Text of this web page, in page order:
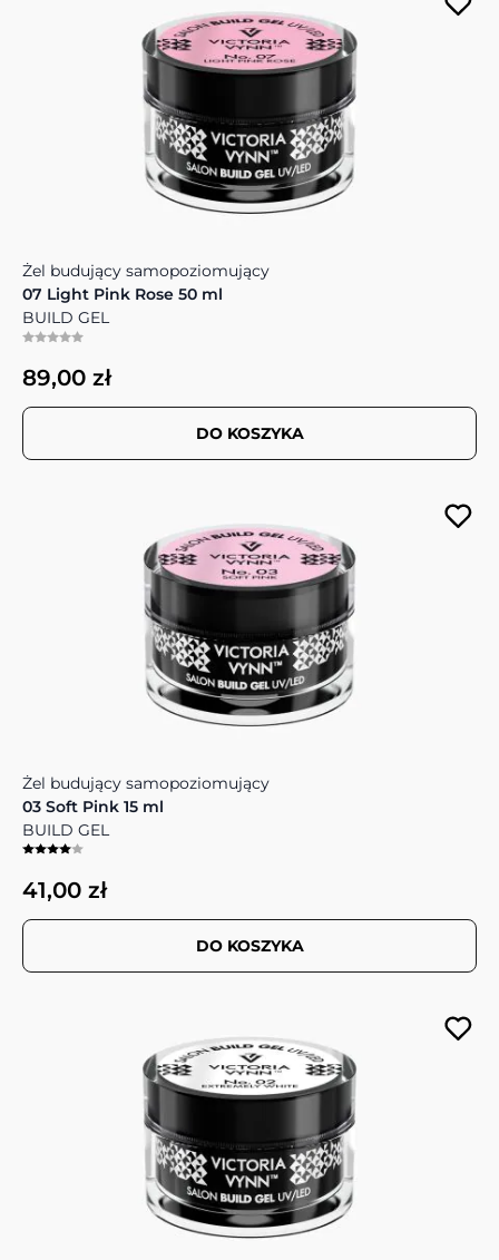
Żel budujący samopoziomujący
07 Light Pink Rose 50 ml
BUILD GEL
89,00 zł
DO KOSZYKA
Żel budujący samopoziomujący
03 Soft Pink 15 ml
BUILD GEL
41,00 zł
DO KOSZYKA